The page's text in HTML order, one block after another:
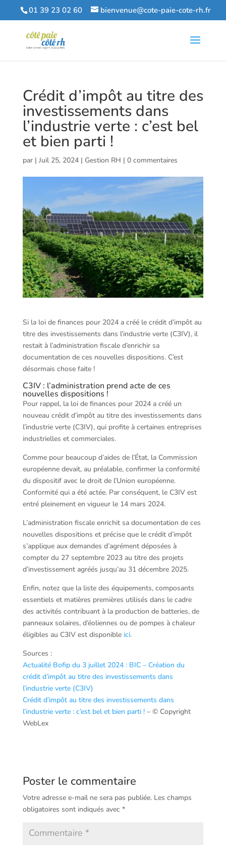
01 39 23 02 60 bienvenue@cote-paie-cote-rh.fr
Crédit d’impôt au titre des
investissements dans
l’industrie verte : c’est bel
et bien parti !
par | Juil 25, 2024| Gestion RH | 0 commentaires
Si la loi de finances pour 2024 a créé le crédit d’impôt au
titre des investissements dans l’industrie verte (C3IV), il
restait à l’administration fiscale d’enrichir sa
documentation de ces nouvelles dispositions. C’est
désormais chose faite !
C3IV : l’administration prend acte de ces
nouvelles dispositions !
Pour rappel, la loi de finances pour 2024 a créé un
nouveau crédit d’impôt au titre des investissements dans
l’industrie verte (C3IV), qui profite à certaines entreprises
industrielles et commerciales.
Comme pour beaucoup d’aides de l’État, la Commission
européenne devait, au préalable, confirmer la conformité
du dispositif avec le droit de l’Union européenne.
Conformité qui a été actée. Par conséquent, le C3IV est
entré pleinement en vigueur le 14 mars 2024.
L’administration fiscale enrichit sa documentation de ces
nouvelles dispositions et précise que le crédit d’impôt
s’applique aux demandes d’agrément déposées à
compter du 27 septembre 2023 au titre des projets
d’investissement agréés jusqu’au 31 décembre 2025.
Enfin, notez que la liste des équipements, composants
essentiels et matières premières utilisés dans le cadre
des activités contribuant à la production de batteries, de
panneaux solaires, d’éoliennes ou de pompes à chaleur
éligibles au C3IV est disponible ici.
Sources :
Actualité Bofip du 3 juillet 2024 : BIC – Création du
crédit d’impôt au titre des investissements dans
l’industrie verte (C3IV)
Crédit d’impôt au titre des investissements dans
l’industrie verte : c’est bel et bien parti !– © Copyright
WebLex
Poster le commentaire
Votre adresse e-mail ne sera pas publiée. Les champs
obligatoires sont indiqués avec *